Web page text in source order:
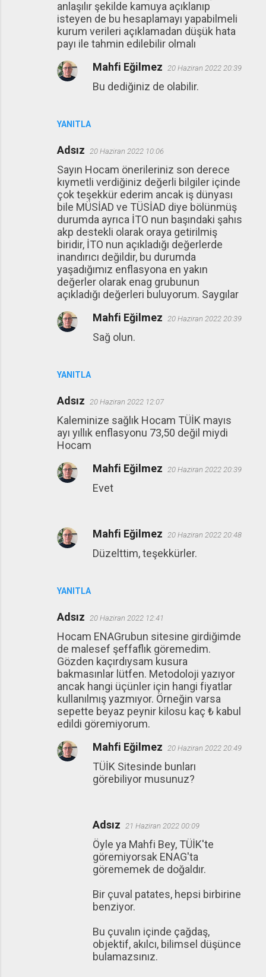
anlaşılır şekilde kamuya açıklanıp
isteyen de bu hesaplamayı yapabilmeli
kurum verileri açıklamadan düşük hata
payı ile tahmin edilebilir olmalı
YANITLA
Mahfi Eğilmez 20 Haziran 2022 20:39
Bu dediğiniz de olabilir.
Adsız 20 Haziran 2022 10:06
Sayın Hocam önerileriniz son derece
kıymetli verdiğiniz değerli bilgiler içinde
çok teşekkür ederim ancak iş dünyası
bile MÜSİAD ve TÜSİAD diye bölünmüş
durumda ayrıca İTO nun başındaki şahıs
akp destekli olarak oraya getirilmiş
biridir, İTO nun açıkladığı değerlerde
inandırıcı değildir, bu durumda
yaşadığımız enflasyona en yakın
değerler olarak enag grubunun
açıkladığı değerleri buluyorum. Saygılar
YANITLA
Mahfi Eğilmez 20 Haziran 2022 20:39
Sağ olun.
Adsız 20 Haziran 2022 12:07
Kaleminize sağlık Hocam TÜİK mayıs
ayı yıllık enflasyonu 73,50 değil miydi
Hocam
YANITLA
Mahfi Eğilmez 20 Haziran 2022 20:39
Evet
Mahfi Eğilmez 20 Haziran 2022 20:48
Düzelttim, teşekkürler.
Adsız 20 Haziran 2022 12:41
Hocam ENAGrubun sitesine girdiğimde
de malesef şeffaflık göremedim.
Gözden kaçırdıysam kusura
bakmasınlar lütfen. Metodoloji yazıyor
ancak hangi üçünler için hangi fiyatlar
kullanılmış yazmıyor. Örneğin varsa
sepette beyaz peynir kilosu kaç ₺ kabul
edildi göremiyorum.
Mahfi Eğilmez 20 Haziran 2022 20:49
TÜİK Sitesinde bunları
görebiliyor musunuz?
Adsız 21 Haziran 2022 00:09
Öyle ya Mahfi Bey, TÜİK'te
göremiyorsak ENAG'ta
görememek de doğaldır.
Bir çuval patates, hepsi birbirine
benziyor.
Bu çuvalın içinde çağdaş,
objektif, akılcı, bilimsel düşünce
bulamazsınız.